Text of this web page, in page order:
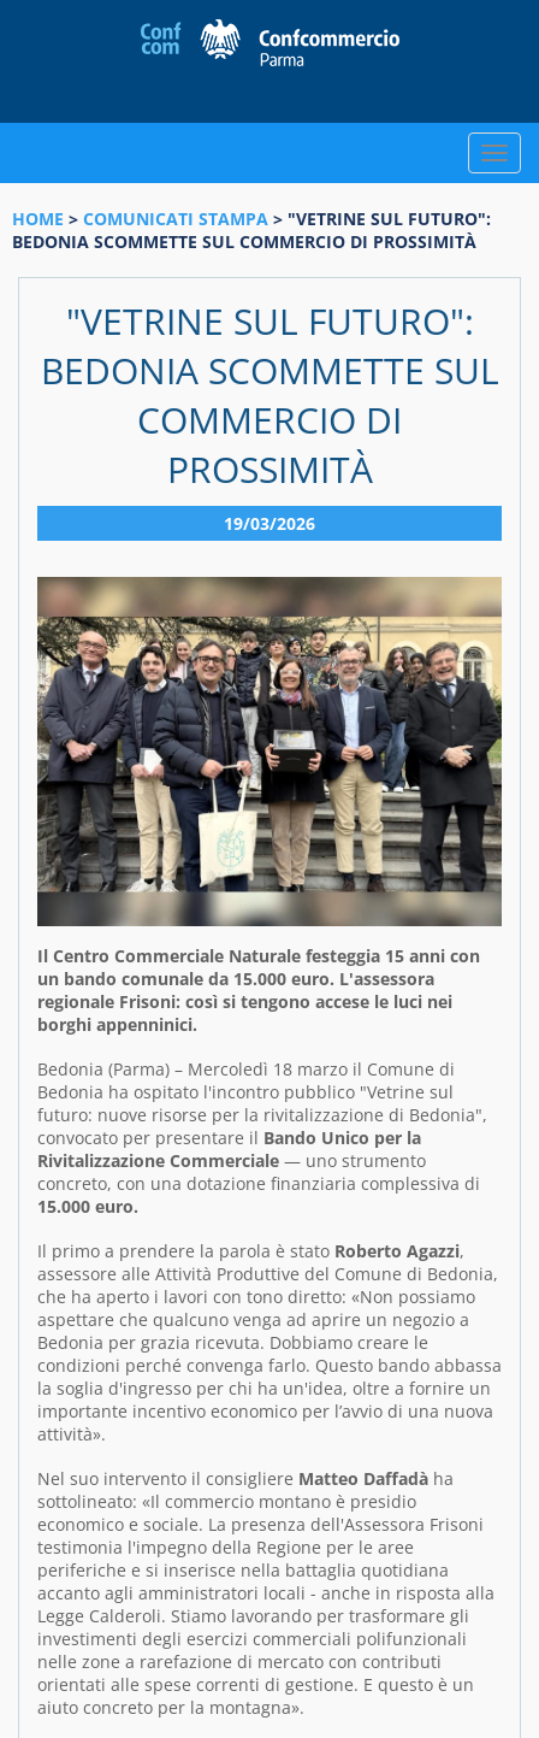
Toggle
HOME > COMUNICATI STAMPA > "VETRINE SUL FUTURO":
BEDONIA SCOMMETTE SUL COMMERCIO DI PROSSIMITÀ
"VETRINE SUL FUTURO":
BEDONIA SCOMMETTE SUL
COMMERCIO DI
PROSSIMITÀ
19/03/2026
Il Centro Commerciale Naturale festeggia 15 anni con
un bando comunale da 15.000 euro. L'assessora
regionale Frisoni: così si tengono accese le luci nei
borghi appenninici.
Bedonia (Parma) – Mercoledì 18 marzo il Comune di
Bedonia ha ospitato l'incontro pubblico "Vetrine sul
futuro: nuove risorse per la rivitalizzazione di Bedonia",
convocato per presentare il Bando Unico per la
Rivitalizzazione Commerciale — uno strumento
concreto, con una dotazione finanziaria complessiva di
15.000 euro.
Il primo a prendere la parola è stato Roberto Agazzi,
assessore alle Attività Produttive del Comune di Bedonia,
che ha aperto i lavori con tono diretto: «Non possiamo
aspettare che qualcuno venga ad aprire un negozio a
Bedonia per grazia ricevuta. Dobbiamo creare le
condizioni perché convenga farlo. Questo bando abbassa
la soglia d'ingresso per chi ha un'idea, oltre a fornire un
importante incentivo economico per l’avvio di una nuova
attività».
Nel suo intervento il consigliere Matteo Daffadà ha
sottolineato: «Il commercio montano è presidio
economico e sociale. La presenza dell'Assessora Frisoni
testimonia l'impegno della Regione per le aree
periferiche e si inserisce nella battaglia quotidiana
accanto agli amministratori locali - anche in risposta alla
Legge Calderoli. Stiamo lavorando per trasformare gli
investimenti degli esercizi commerciali polifunzionali
nelle zone a rarefazione di mercato con contributi
orientati alle spese correnti di gestione. E questo è un
aiuto concreto per la montagna».